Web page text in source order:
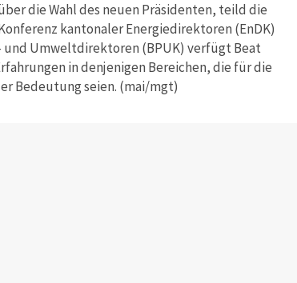
die Wahl des neuen Präsidenten, teild die
kantonaler Energiedirektoren (EnDK)
Umweltdirektoren (BPUK) verfügt Beat
in denjenigen Bereichen, die für die
Bedeutung seien. (mai/mgt)